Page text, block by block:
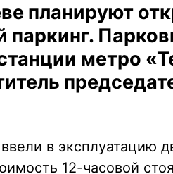
планируют
метро
в эксплуатацию
12-часовой